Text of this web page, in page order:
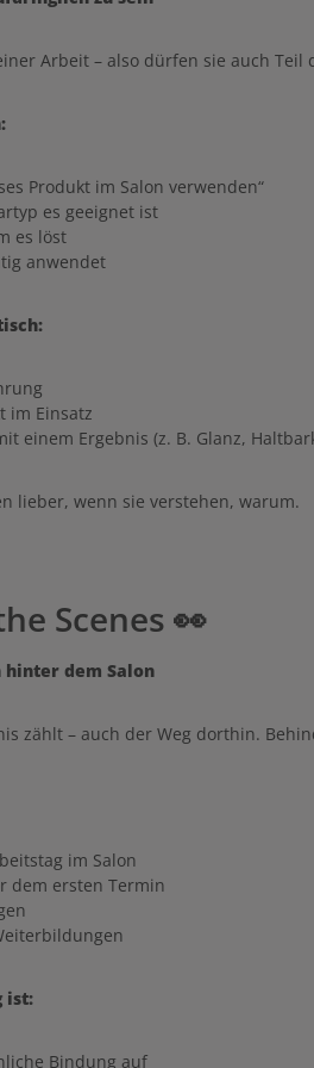
Arbeit – also dürfen sie auch
Produkt im Salon verwenden“
es geeignet ist
es löst
anwendet
im Einsatz
einem Ergebnis (z. B. Glanz,
lieber, wenn sie verstehen, warum.
Scenes 👀
hinter dem Salon
zählt – auch der Weg dorthin.
im Salon
dem ersten Termin
ist:
Bindung auf